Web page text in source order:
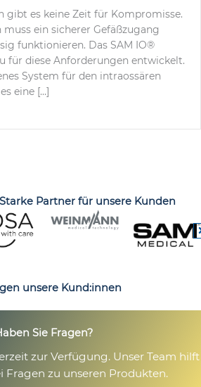
gibt es keine Zeit für Kompromisse.
ein sicherer Gefäßzugang
funktionieren. Das SAM IO®
für diese Anforderungen entwickelt.
System für den intraossären
eine […]
Partner für unsere Kunden
unsere Kund:innen
Sie Fragen?
zur Verfügung. Unser Team hilft
Fragen zu unseren Produkten.